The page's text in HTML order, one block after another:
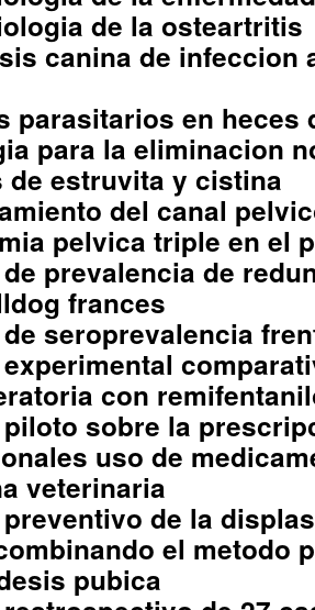
de la osteartritis
canina de infeccion
parasitarios en heces
para la eliminacion
de estruvita y cistina
del canal
pelvica triple en el
prevalencia de
frances
seroprevalencia
con
sobre la
uso de
veterinaria
de la
el metodo
pubica